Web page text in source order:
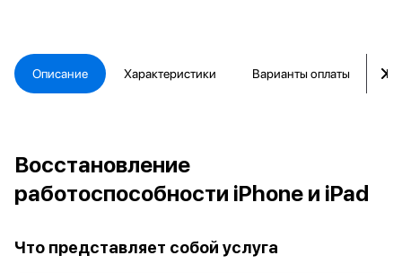
Описание Характеристики Варианты оплаты
Восстановление
работоспособности iPhone и iPad
Что представляет собой услуга